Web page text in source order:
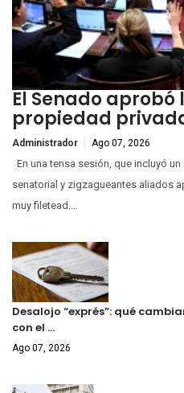
El Senado aprobó
propiedad
Administrador Ago 07, 2026
En una tensa sesión, que incluyó
senatorial y zigzagueantes aliados
muy filetead...
Desalojo “exprés”: qué
con el …
Ago 07, 2026